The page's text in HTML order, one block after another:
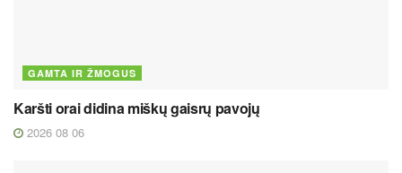
GAMTA IR ŽMOGUS
Karšti orai didina miškų gaisrų pavojų
2026 08 06